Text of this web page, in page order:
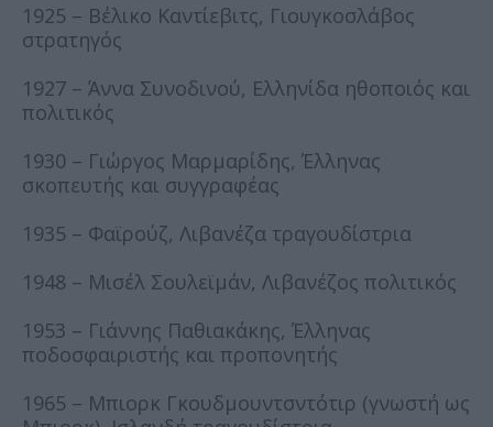
1925 – Βέλικο Καντίεβιτς, Γιουγκοσλάβος
στρατηγός
1927 – Άννα Συνοδινού, Ελληνίδα ηθοποιός και
πολιτικός
1930 – Γιώργος Μαρμαρίδης, Έλληνας
σκοπευτής και συγγραφέας
1935 – Φαϊρούζ, Λιβανέζα τραγουδίστρια
1948 – Μισέλ Σουλεϊμάν, Λιβανέζος πολιτικός
1953 – Γιάννης Παθιακάκης, Έλληνας
ποδοσφαιριστής και προπονητής
1965 – Μπιορκ Γκουδμουντσντότιρ (γνωστή ως